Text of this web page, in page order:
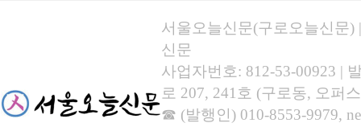
서울오늘신문(구로오늘신문)
신문
사업자번호: 812-53-00923 |
로 207, 241호 (구로동, 오퍼
☎ (발행인) 010-8553-9979,